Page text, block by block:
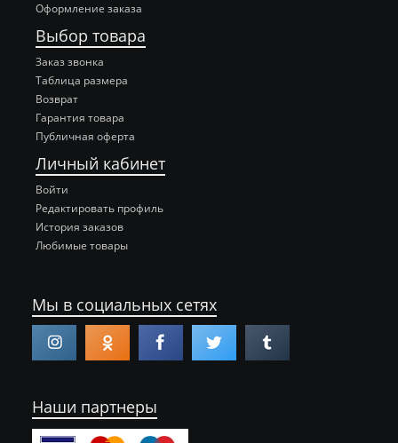
Оформление заказа
Выбор товара
Заказ звонка
Таблица размера
Возврат
Гарантия товара
Публичная оферта
Личный кабинет
Войти
Редактировать профиль
История заказов
Любимые товары
Мы в социальных сетях
Наши партнеры